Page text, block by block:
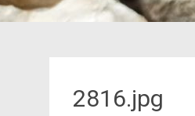
2816.jpg